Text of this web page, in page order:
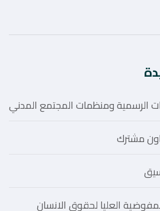
الرسمية ومنظمات المجتمع المدني
مشترك
العليا لحقوق الانسان